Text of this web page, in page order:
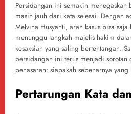
Persidangan ini semakin menegaskan
masih jauh dari kata selesai. Dengan
Melvina Husyanti, arah kasus bisa
menunggu langkah majelis hakim
kesaksian yang saling bertentangan.
persidangan ini terus menjadi sorotan
penasaran: siapakah sebenarnya
Pertarungan Kata